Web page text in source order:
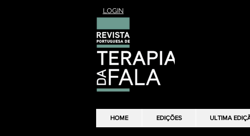
HOME EDIÇÕES ULTIMA
LOGIN
HOME EDIÇÕES ULTIMA